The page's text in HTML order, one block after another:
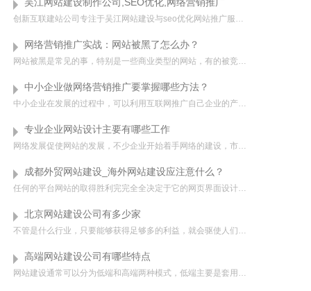
创新互联建站公司专注于吴江网站建设与seo优化网站推广服务，帮助中小企业、公司快速提升网站关键词排名，迅速抢占搜索引擎流量，提供企业营销型网站建设服务，提高网站转化率，为企业带来更多的订单。我们提供一站式...
网络营销推广实战：网站被黑了怎么办？
网站被黑是常见的事，特别是一些商业类型的网站，有的被竞争对手恶意报复，有的是被博彩，赌博等违法网站挂黑链。网站被黑会有什么影响以及网站被黑后，我们该怎么办？今天，成都网络营销推广就和您讲解一下网站被黑...
中小企业做网络营销推广要掌握哪些方法？
中小企业在发展的过程中，可以利用互联网推广自己企业的产品和服务，这是一种全新的网络营销模式，也叫做网络营销推广。网络营销推广和传统营销推广比起来，具有投资小，见效快，回报大的特点，下面创新互联小编给大...
专业企业网站设计主要有哪些工作
网络发展促使网站的发展，不少企业开始着手网络的建设，市场有很大的需求，然而市面专业网站设计公司相当的多，各有各的特色。之所以称为专业，因为在网站建立、页面制作这领域有着独特的方式和工作流程，下面由创新...
成都外贸网站建设_海外网站建设应注意什么？
任何的平台网站的取得胜利完完全全决定于它的网页界面设计。不管产品设计师是不是在设计规划环节里都极其小心。你设计构思得很良好的网站，涵盖便捷性和实用性，决策了取得胜利程度，而不是视觉传达设计。鉴于您的平...
北京网站建设公司有多少家
不管是什么行业，只要能够获得足够多的利益，就会驱使人们去追求，就像北京网站建设公司一样，其实在很多人心目当中，他们可能会认为制作网站的难度是特别巨大的，通常来说只有那些理科水平比较高的人才会喜欢去做这...
高端网站建设公司有哪些特点
网站建设通常可以分为低端和高端两种模式，低端主要是套用模板这种建站方式，高端模式是指根据企业需求完全定制开发的网站建设方式。高端网站建设市场如今越来越壮大且已成为企业网站建设的主流，高端网站定制可以体...